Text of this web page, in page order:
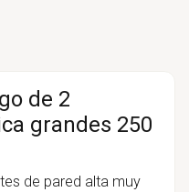
de 2
grandes 250
de pared alta muy